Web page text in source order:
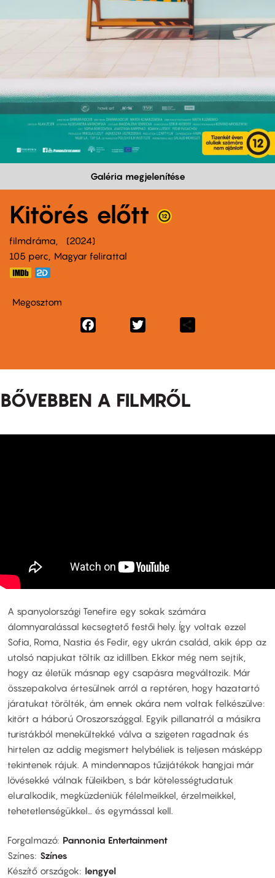
Galéria megjelenítése
Kitörés előtt
filmdráma
2024
105 perc,
Magyar felirattal
Megosztom
Facebook
BŐVEBBEN A FILMRŐL
A spanyolországi Tenefire egy sokak számára
álomnyaralással kecsegtető festői hely. Így voltak ezzel
Sofia, Roma, Nastia és Fedir, egy ukrán család, akik épp az
utolsó napjukat töltik az idillben. Ekkor még nem sejtik,
hogy az életük másnap egy csapásra megváltozik. Már
összepakolva értesülnek arról a reptéren, hogy hazatartó
járatukat törölték, ám ennek okára nem voltak felkészülve:
kitört a háború Oroszországgal. Egyik pillanatról a másikra
turistákból menekültekké válva a szigeten ragadnak és
hirtelen az addig megismert helybéliek is teljesen másképp
tekintenek rájuk. A mindennapos tűzijátékok hangjai már
lövésekké válnak füleikben, s bár kötelességtudatuk
eluralkodik, megküzdeniük félelmeikkel, érzelmeikkel,
tehetetlenségükkel… és egymással kell.
Forgalmazó Pannonia Entertainment
Színes Színes
Készítő országok
lengyel